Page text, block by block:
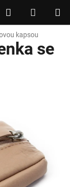
Hledat
KOŠÍK
kapsou
se